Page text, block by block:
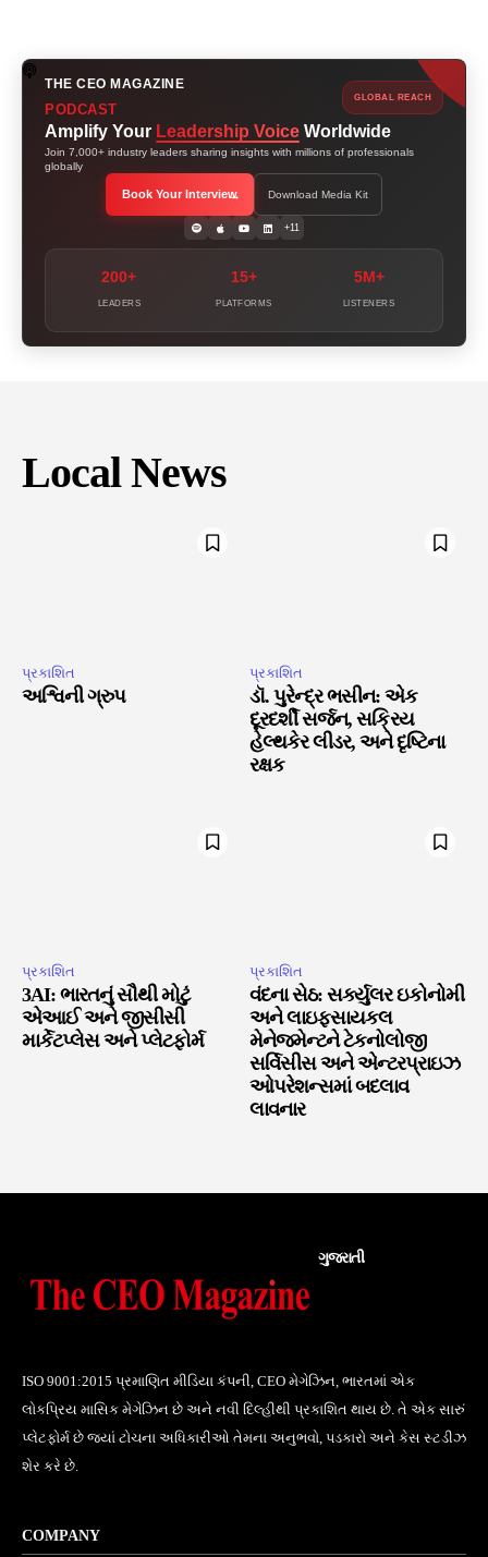
THE CEO MAGAZINE
PODCAST
GLOBAL REACH
Amplify Your Leadership Voice Worldwide
Join 7,000+ industry leaders sharing insights with millions of professionals
globally
200+
LEADERS
15+
PLATFORMS
5M+
LISTENERS
+11
Book Your Interview Download Media Kit
Local News
પ્રકાશિત
અશ્વિની ગ્રુપ
પ્રકાશિત
ડૉ. પુરેન્દ્ર ભસીન: એક
દૂરદર્શી સર્જન, સક્રિય
હેલ્થકેર લીડર, અને દૃષ્ટિના
રક્ષક
પ્રકાશિત
3AI: ભારતનું સૌથી મોટું
એઆઈ અને જીસીસી
માર્કેટપ્લેસ અને પ્લેટફોર્મ
પ્રકાશિત
વંદના સેઠ: સર્ક્યુલર ઇકોનોમી
અને લાઇફસાયકલ
મેનેજમેન્ટને ટેકનોલોજી
સર્વિસીસ અને એન્ટરપ્રાઇઝ
ઓપરેશન્સમાં બદલાવ
લાવનાર
ગુજરાતી
ISO 9001:2015 પ્રમાણિત મીડિયા કંપની, CEO મેગેઝિન, ભારતમાં એક
લોકપ્રિય માસિક મેગેઝિન છે અને નવી દિલ્હીથી પ્રકાશિત થાય છે. તે એક સારું
પ્લેટફોર્મ છે જ્યાં ટોચના અધિકારીઓ તેમના અનુભવો, પડકારો અને કેસ સ્ટડીઝ
શેર કરે છે.
COMPANY